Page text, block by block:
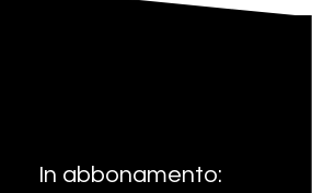
In abbonamento: